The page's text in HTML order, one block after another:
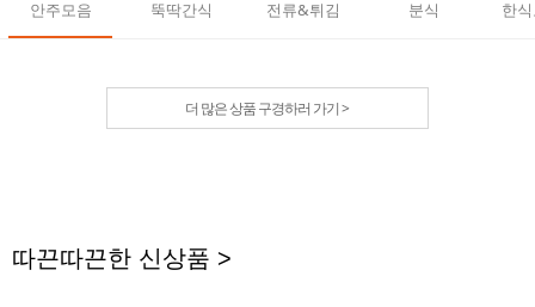
안주모음 뚝딱간식 전류&튀김 분식 한
더 많은 상품 구경하러 가기 >
따끈따끈한 신상품 >